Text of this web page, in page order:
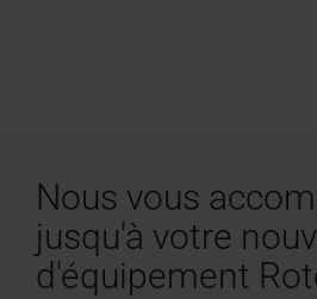
Nous vous
jusqu'à votre
d'équipement